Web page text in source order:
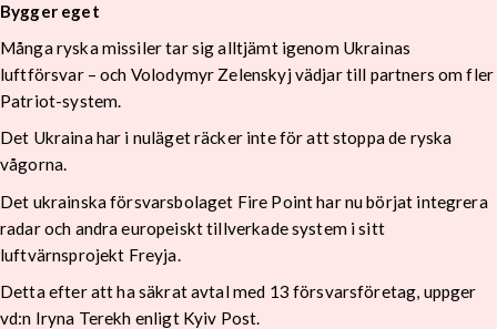
Bygger eget
Många ryska missiler tar sig alltjämt igenom Ukrainas
luftförsvar – och Volodymyr Zelenskyj vädjar till partners om fler
Patriot-system.
Det Ukraina har i nuläget räcker inte för att stoppa de ryska
vågorna.
Det ukrainska försvarsbolaget Fire Point har nu börjat integrera
radar och andra europeiskt tillverkade system i sitt
luftvärnsprojekt Freyja.
Detta efter att ha säkrat avtal med 13 försvarsföretag, uppger
vd:n Iryna Terekh enligt Kyiv Post.